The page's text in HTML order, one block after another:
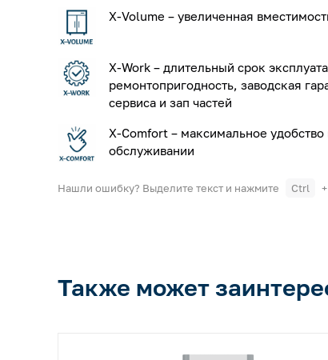
X-Volume – увеличенная
X-Work – длительный срок
ремонтопригодность, заводская
сервиса и зап частей
X-Comfort – максимальное удобство
обслуживании
Нашли ошибку? Выделите текст и нажмите Ctrl +
Также может